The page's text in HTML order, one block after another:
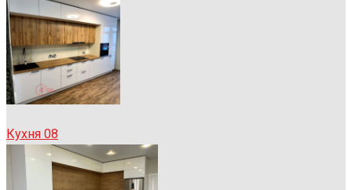
Кухня 08